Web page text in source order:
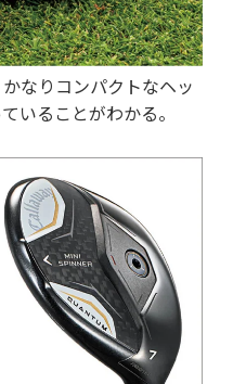
なりコンパクトなヘッ
いることがわかる。